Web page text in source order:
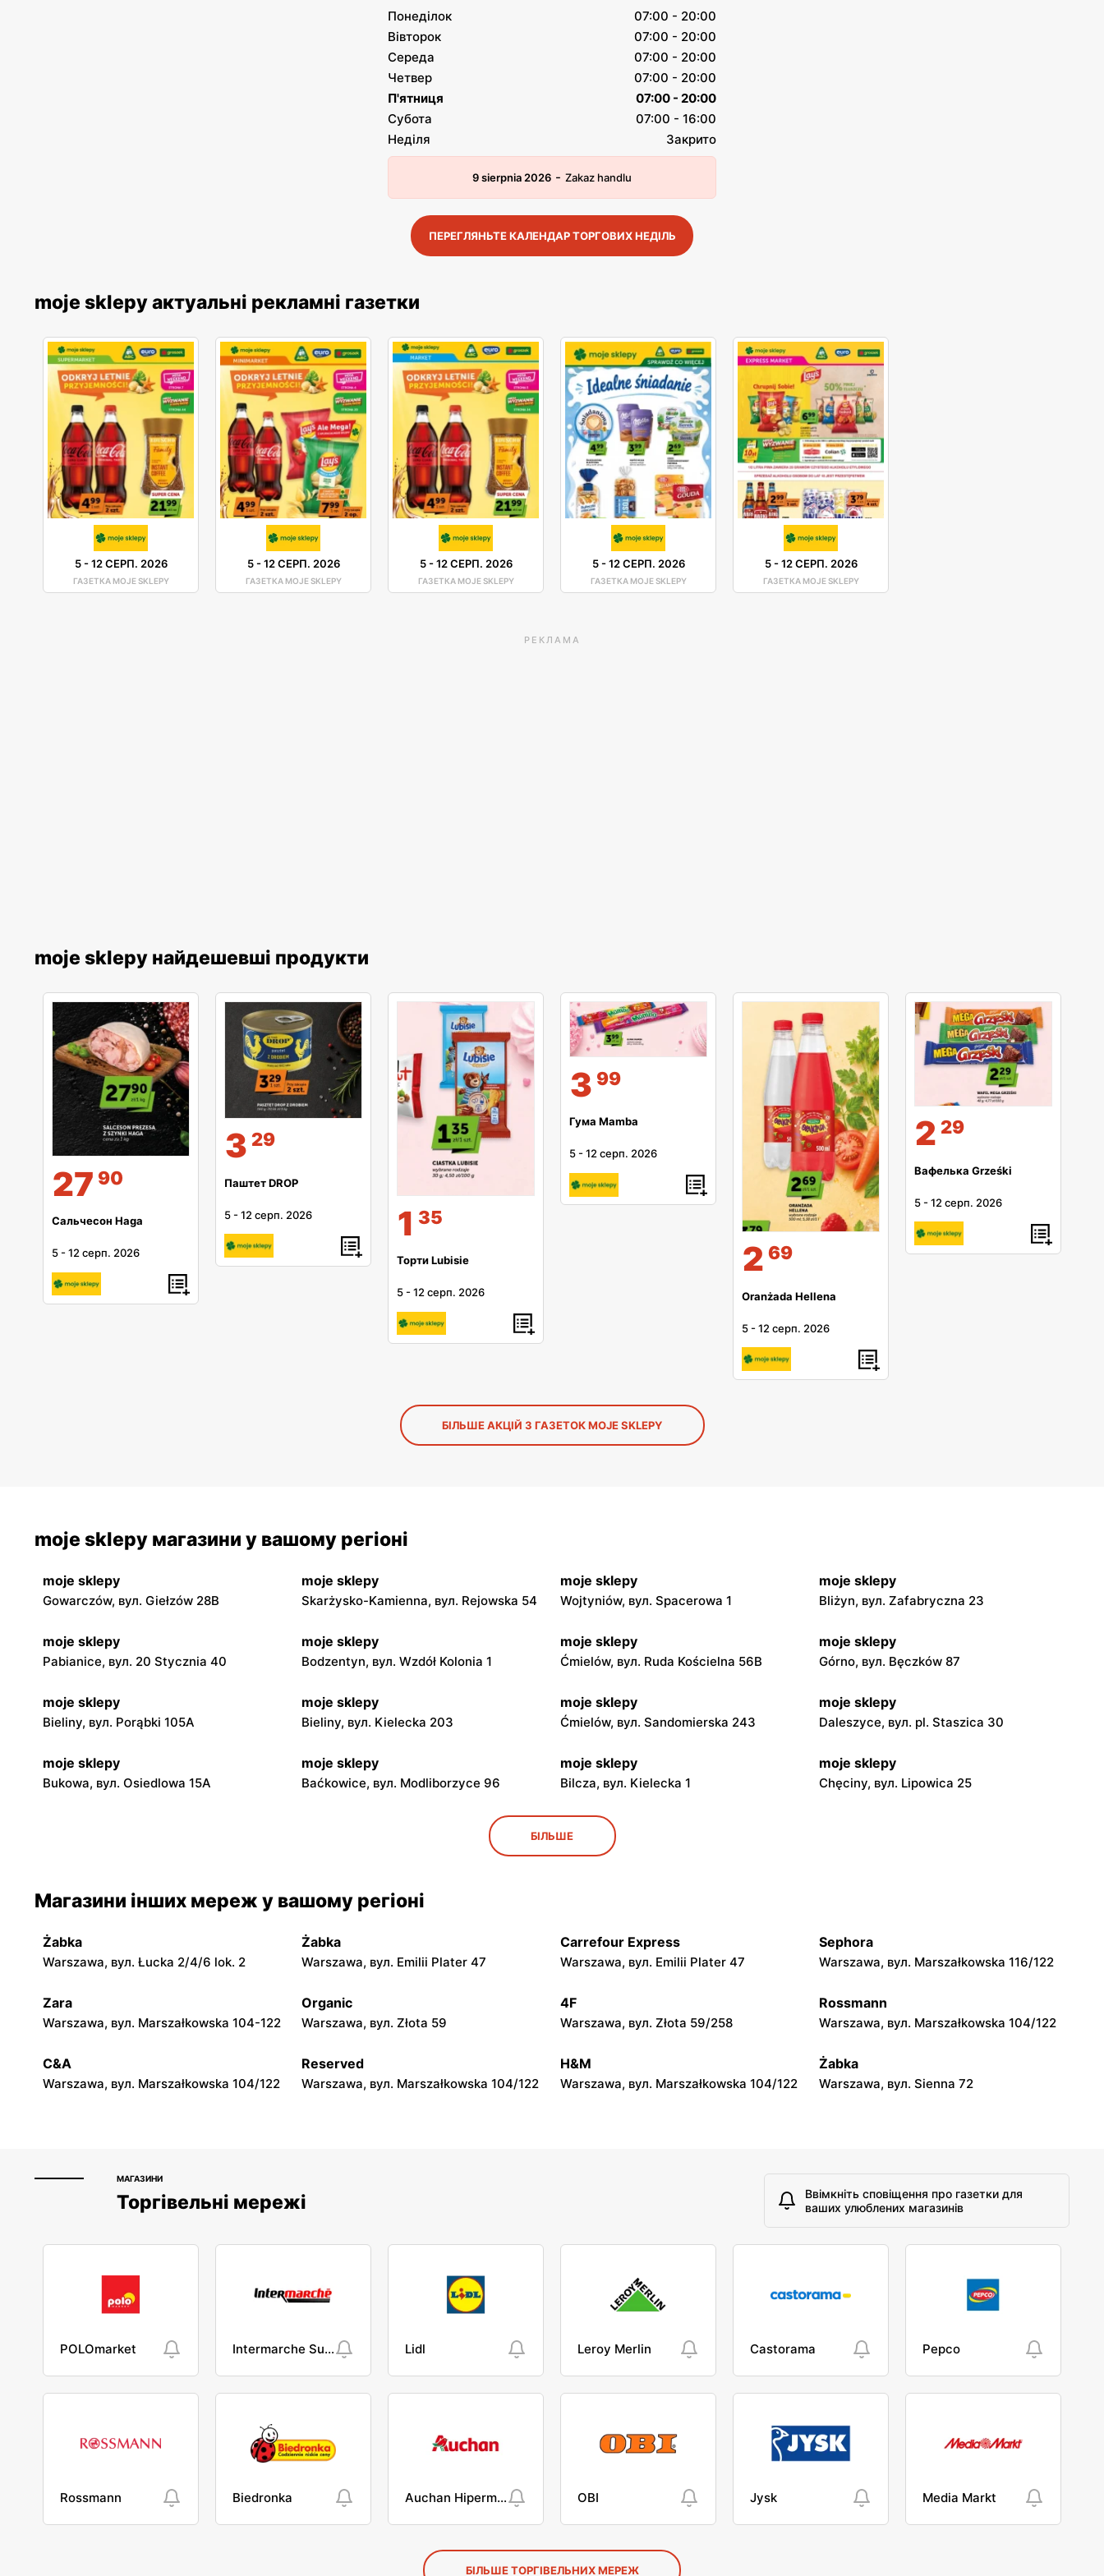
Понеділок
07:00 - 20:00
Вівторок
07:00 - 20:00
Середа
07:00 - 20:00
Четвер
07:00 - 20:00
П'ятниця
07:00 - 20:00
Субота
07:00 - 16:00
Неділя
Закрито
9 sierpnia 2026 - Zakaz handlu
ПЕРЕГЛЯНЬТЕ КАЛЕНДАР ТОРГОВИХ НЕДІЛЬ
moje sklepy актуальні рекламні газетки
5-12 СЕРП. 2026
ГАЗЕТКА MOJE SKLEPY
5-12 СЕРП. 2026
ГАЗЕТКА MOJE SKLEPY
5-12 СЕРП. 2026
ГАЗЕТКА MOJE SKLEPY
5-12 СЕРП. 2026
ГАЗЕТКА MOJE SKLEPY
5-12 СЕРП. 2026
ГАЗЕТКА MOJE SKLEPY
РЕКЛАМА
moje sklepy найдешевші продукти
27 90
Сальчесон Haga
5 -12 серп. 2026
3 29
Паштет DROP
5 -12 серп. 2026 1 35
Торти Lubisie
5 -12 серп. 2026
3 99
Гума Mamba
5 -12 серп. 2026
2 69
Oranżada Hellena
5 -12 серп. 2026
2 29
Вафелька Grześki
5 -12 серп. 2026
БІЛЬШЕ АКЦІЙ З ГАЗЕТОК MOJE SKLEPY
moje sklepy магазини у вашому регіоні
moje sklepy
Gowarczów, вул. Giełzów 28B
moje sklepy
Skarżysko-Kamienna, вул. Rejowska 54
moje sklepy
Wojtyniów, вул. Spacerowa 1
moje sklepy
Bliżyn, вул. Zafabryczna 23
moje sklepy
Pabianice, вул. 20 Stycznia 40
moje sklepy
Bodzentyn, вул. Wzdół Kolonia 1
moje sklepy
Ćmielów, вул. Ruda Kościelna 56B
moje sklepy
Górno, вул. Bęczków 87
moje sklepy
Bieliny, вул. Porąbki 105A
moje sklepy
Bieliny, вул. Kielecka 203
moje sklepy
Ćmielów, вул. Sandomierska 243
moje sklepy
Daleszyce, вул. pl. Staszica 30
moje sklepy
Bukowa, вул. Osiedlowa 15A
moje sklepy
Baćkowice, вул. Modliborzyce 96
moje sklepy
Bilcza, вул. Kielecka 1
moje sklepy
Chęciny, вул. Lipowica 25
moje sklepy
Gorzyce, вул. Szkolna 44
Jadachy, вул. Jadachy 111 Jeżowe, вул. Zalesie 77
moje sklepy
Górki, вул. Górki 71
moje sklepy
Gumniska, вул. Gumniska 157C
moje sklepy
Iwierzyce, вул. Iwierzyce 152A
moje sklepy
Tczew, вул. Franciszka Żwirki 61
moje sklepy
Hyżne, вул. Hyżne 100
moje sklepy
Jarosław, вул. Pełkińska 147
moje sklepy
Niebylec, вул. Niebylec 139
moje sklepy
Opole, вул. Grudzicka 45
БІЛЬШЕ
Магазини інших мереж у вашому регіоні
Żabka
Warszawa, вул. Łucka 2/4/6 lok. 2
Żabka
Warszawa, вул. Emilii Plater 47
Carrefour Express
Warszawa, вул. Emilii Plater 47
Sephora
Warszawa, вул. Marszałkowska 116/122
Zara
Warszawa, вул. Marszałkowska 104-122
Organic
Warszawa, вул. Złota 59
4F
Warszawa, вул. Złota 59/258
Rossmann
Warszawa, вул. Marszałkowska 104/122
C&A
Warszawa, вул. Marszałkowska 104/122
Reserved
Warszawa, вул. Marszałkowska 104/122
H&M
Warszawa, вул. Marszałkowska 104/122
Żabka
Warszawa, вул. Sienna 72
МАГАЗИНИ
Торгівельні мережі
Ввімкніть сповіщення про газетки для
ваших улюблених магазинів
POLOmarket Intermarche Super Lidl Leroy Merlin Castorama Pepco
Rossmann Biedronka Auchan Hipermarket OBI Jysk Media Markt
БІЛЬШЕ ТОРГІВЕЛЬНИХ МЕРЕЖ